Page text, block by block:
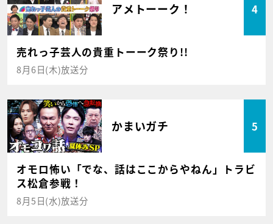
アメトーーク！ 4
売れっ子芸人の貴重トーーク祭り!!
8月6日(木)放送分
かまいガチ 5
オモロ怖い「でな、話はここからやねん」トラビ
ス松倉参戦！
8月5日(水)放送分